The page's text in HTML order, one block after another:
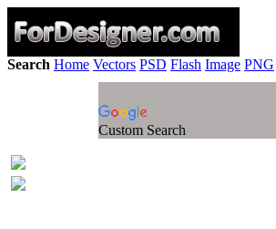
Search Home Vectors PSD Flash Image PNG
Custom Search